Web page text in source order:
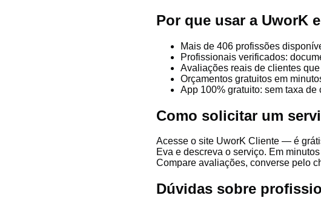
Por que usar a UworK
Mais de 406 profissões
Profissionais verificados:
Avaliações reais de clientes
Orçamentos gratuitos em
App 100% gratuito: sem taxa de
Como solicitar um
Acesse o site UworK Cliente — é
Eva e descreva o serviço. Em
Compare avaliações, converse pelo
Dúvidas sobre